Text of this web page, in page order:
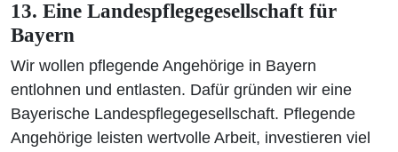
13. Eine Landespflegegesellschaft für
Bayern
Wir wollen pflegende Angehörige in Bayern
entlohnen und entlasten. Dafür gründen wir eine
Bayerische Landespflegegesellschaft. Pflegende
Angehörige leisten wertvolle Arbeit, investieren viel